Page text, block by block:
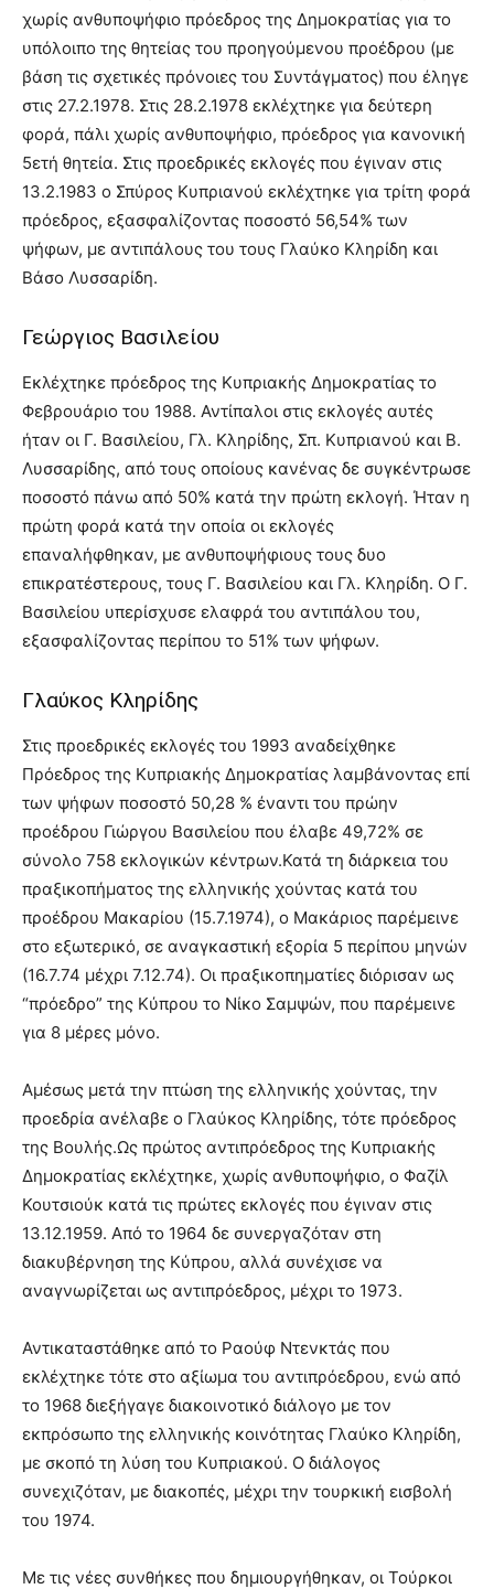
χωρίς ανθυποψήφιο πρόεδρος της Δημοκρατίας για το
υπόλοιπο της θητείας του προηγούμενου προέδρου (με
βάση τις σχετικές πρόνοιες του Συντάγματος) που έληγε
στις 27.2.1978. Στις 28.2.1978 εκλέχτηκε για δεύτερη
φορά, πάλι χωρίς ανθυποψήφιο, πρόεδρος για κανονική
5ετή θητεία. Στις προεδρικές εκλογές που έγιναν στις
13.2.1983 ο Σπύρος Κυπριανού εκλέχτηκε για τρίτη φορά
πρόεδρος, εξασφαλίζοντας ποσοστό 56,54% των
ψήφων, με αντιπάλους του τους Γλαύκο Κληρίδη και
Βάσο Λυσσαρίδη.
Γεώργιος Βασιλείου
Εκλέχτηκε πρόεδρος της Κυπριακής Δημοκρατίας το
Φεβρουάριο του 1988. Αντίπαλοι στις εκλογές αυτές
ήταν οι Γ. Βασιλείου, Γλ. Κληρίδης, Σπ. Κυπριανού και Β.
Λυσσαρίδης, από τους οποίους κανένας δε συγκέντρωσε
ποσοστό πάνω από 50% κατά την πρώτη εκλογή. Ήταν η
πρώτη φορά κατά την οποία οι εκλογές
επαναλήφθηκαν, με ανθυποψήφιους τους δυο
επικρατέστερους, τους Γ. Βασιλείου και Γλ. Κληρίδη. Ο Γ.
Βασιλείου υπερίσχυσε ελαφρά του αντιπάλου του,
εξασφαλίζοντας περίπου το 51% των ψήφων.
Γλαύκος Κληρίδης
Στις προεδρικές εκλογές του 1993 αναδείχθηκε
Πρόεδρος της Kυπριακής Δημοκρατίας λαμβάνοντας επί
των ψήφων ποσοστό 50,28 % έναντι του πρώην
προέδρου Γιώργου Βασιλείου που έλαβε 49,72% σε
σύνολο 758 εκλογικών κέντρων.Κατά τη διάρκεια του
πραξικοπήματος της ελληνικής χούντας κατά του
προέδρου Μακαρίου (15.7.1974), ο Μακάριος παρέμεινε
στο εξωτερικό, σε αναγκαστική εξορία 5 περίπου μηνών
(16.7.74 μέχρι 7.12.74). Οι πραξικοπηματίες διόρισαν ως
“πρόεδρο” της Κύπρου το Νίκο Σαμψών, που παρέμεινε
για 8 μέρες μόνο.
Αμέσως μετά την πτώση της ελληνικής χούντας, την
προεδρία ανέλαβε ο Γλαύκος Κληρίδης, τότε πρόεδρος
της Βουλής.Ως πρώτος αντιπρόεδρος της Κυπριακής
Δημοκρατίας εκλέχτηκε, χωρίς ανθυποψήφιο, ο Φαζίλ
Κουτσιούκ κατά τις πρώτες εκλογές που έγιναν στις
13.12.1959. Από το 1964 δε συνεργαζόταν στη
διακυβέρνηση της Κύπρου, αλλά συνέχισε να
αναγνωρίζεται ως αντιπρόεδρος, μέχρι το 1973.
Αντικαταστάθηκε από το Ραούφ Ντενκτάς που
εκλέχτηκε τότε στο αξίωμα του αντιπρόεδρου, ενώ από
το 1968 διεξήγαγε διακοινοτικό διάλογο με τον
εκπρόσωπο της ελληνικής κοινότητας Γλαύκο Κληρίδη,
με σκοπό τη λύση του Κυπριακού. Ο διάλογος
συνεχιζόταν, με διακοπές, μέχρι την τουρκική εισβολή
του 1974.
Με τις νέες συνθήκες που δημιουργήθηκαν, οι Τούρκοι